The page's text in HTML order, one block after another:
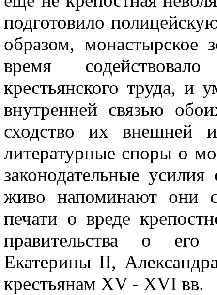
подготовило
образом, монастырское
время
крестьянского труда, и
внутренней связью
сходство их внешней
литературные споры о
законодательные
живо напоминают они
печати о вреде
правительства о его
Екатерины II,
крестьянам XV - XVI вв.